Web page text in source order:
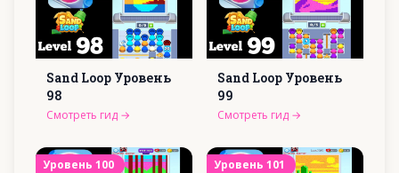
Sand Loop Уровень
98
Смотреть гид →
Sand Loop Уровень
99
Смотреть гид →
Уровень 100 Уровень 101